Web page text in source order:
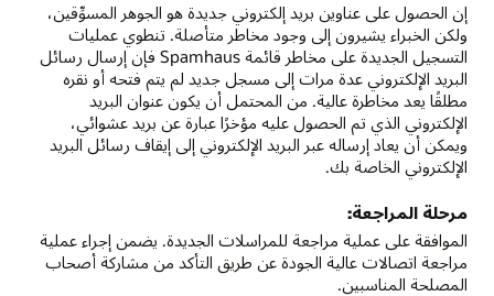
إن الحصول على عناوين بريد إلكتروني جديدة هو الجوهر المسوِّقين،
ولكن الخبراء يشيرون إلى وجود مخاطر متأصلة. تنطوي عمليات
التسجيل الجديدة على مخاطر قائمة Spamhaus فإن إرسال رسائل
البريد الإلكتروني عدة مرات إلى مسجل جديد لم يتم فتحه أو نقره
مطلقًا يعد مخاطرة عالية. من المحتمل أن يكون عنوان البريد
الإلكتروني الذي تم الحصول عليه مؤخرًا عبارة عن بريد عشوائي،
ويمكن أن يعاد إرساله عبر البريد الإلكتروني إلى إيقاف رسائل البريد
الإلكتروني الخاصة بك.
مرحلة المراجعة:
الموافقة على عملية مراجعة للمراسلات الجديدة. يضمن إجراء عملية
مراجعة اتصالات عالية الجودة عن طريق التأكد من مشاركة أصحاب
المصلحة المناسبين.